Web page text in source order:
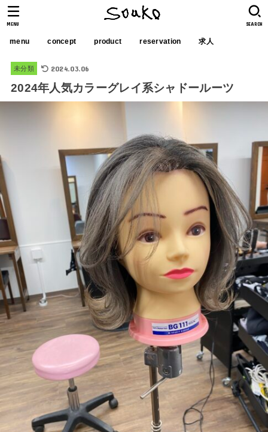
menu concept product reservation 求人
SEARCH
MENU
未分類 2024.03.06
2024年人気カラーグレイ系シャドールーツ